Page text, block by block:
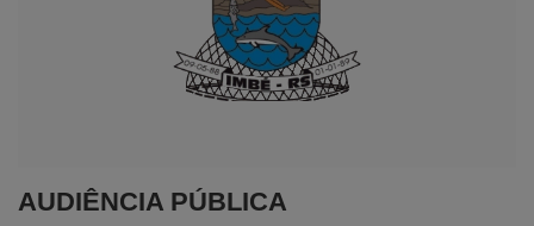
AUDIÊNCIA PÚBLICA